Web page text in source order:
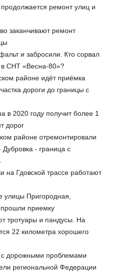
ремонт улиц и
заканчивают ремонт
и забросили. Кто сорвал
в СНТ «Весна-80»?
районе идёт приёмка
дороги до границы с
в 2020 году получит более 1
дорог
районе отремонтировали
- граница с
на Гдовской трассе работают
улицы Пригородная,
приемку
тротуары и пандусы. На
22 километра хорошего
с дорожными проблемами
региональной Федерации